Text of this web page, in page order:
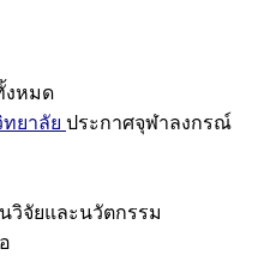
งหมด
ยาลัย ประกาศจุฬาลงกรณ์
วิจัยและนวัตกรรม